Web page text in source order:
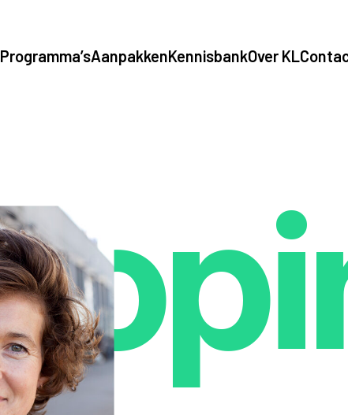
Programma’sAanpakkenKennisbankOver KL